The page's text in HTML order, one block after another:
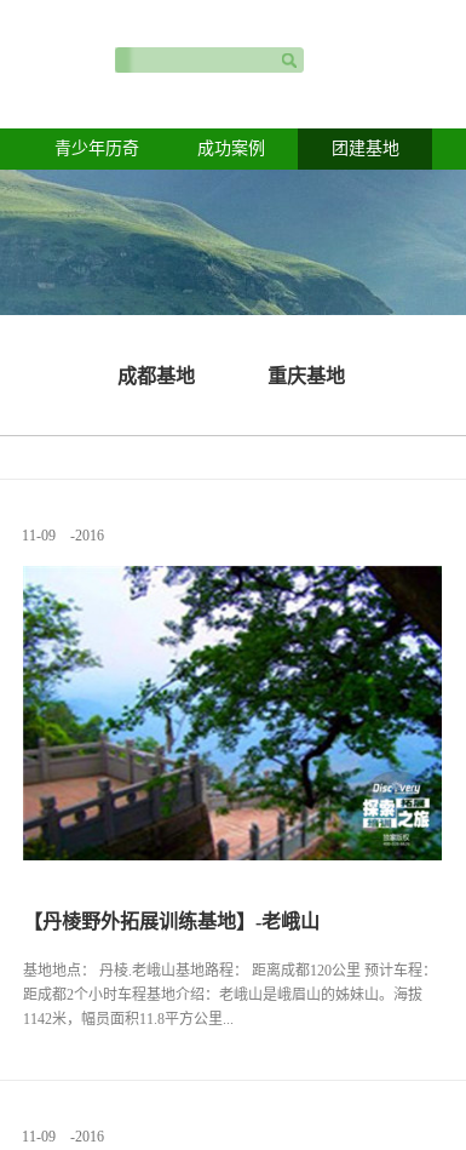
青少年历奇 成功案例 团建基地
成都基地 重庆基地
【丹棱野外拓展训练基地】-老峨山
2016
-
11-09
基地地点： 丹棱.老峨山基地路程： 距离成都120公里 预计车程：
距成都2个小时车程基地介绍：老峨山是峨眉山的姊妹山。海拔
1142米，幅员面积11.8平方公里...
式。 从山脚举目望去，可见掩映于林荫深处的伏鹤寺、万年
2016
-
11-09